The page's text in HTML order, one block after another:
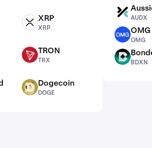
XRP XRP
XRP
TRX TRON
TRX
DOGE Dogecoin
DOGE
AUDX
AUDX
OMG
OMG
BDXN
BDXN